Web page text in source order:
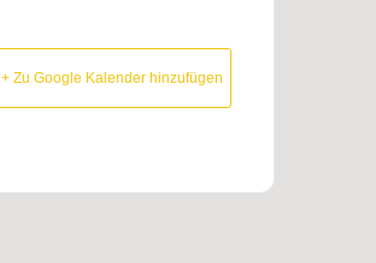
+ Zu Google Kalender hinzufügen